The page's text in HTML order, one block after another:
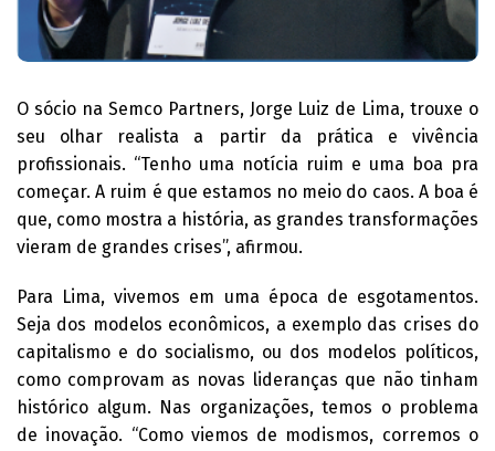
O sócio na Semco Partners, Jorge Luiz de Lima, trouxe o
seu olhar realista a partir da prática e vivência
profissionais. “Tenho uma notícia ruim e uma boa pra
começar. A ruim é que estamos no meio do caos. A boa é
que, como mostra a história, as grandes transformações
vieram de grandes crises”, afirmou.
Para Lima, vivemos em uma época de esgotamentos.
Seja dos modelos econômicos, a exemplo das crises do
capitalismo e do socialismo, ou dos modelos políticos,
como comprovam as novas lideranças que não tinham
histórico algum. Nas organizações, temos o problema
de inovação. “Como viemos de modismos, corremos o